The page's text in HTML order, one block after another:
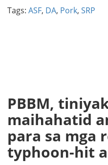
Tags: ASF, DA, Pork, SRP
PBBM,
maihahatid
para sa mga
typhoon-hit